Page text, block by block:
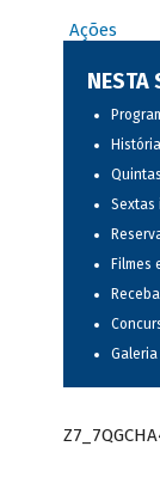
Ações
NESTA
História
Sextas
Filmes
Galeria